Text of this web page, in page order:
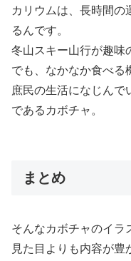
カリウムは、長時間の
るんです。
冬山スキー山行が趣味
でも、なかなか食べる
庶民の生活になじんで
であるカボチャ。
まとめ
そんなカボチャのイラ
見た目よりも内容が豊